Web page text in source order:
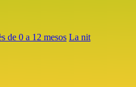
de 0 a 12 mesos La nit